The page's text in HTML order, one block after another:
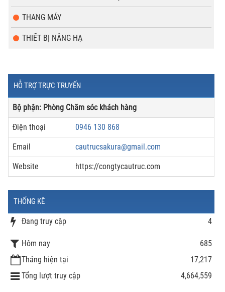
THANG MÁY
THIẾT BỊ NÂNG HẠ
HỖ TRỢ TRỰC TRUYẾN
Bộ phận: Phòng Chăm sóc khách hàng
Điện thoại 0946 130 868
Email cautrucsakura@gmail.com
Website https://congtycautruc.com
THỐNG KÊ
Đang truy cập 4
Hôm nay
685
Tháng hiện tại
17,217
Tổng lượt truy cập
4,664,559